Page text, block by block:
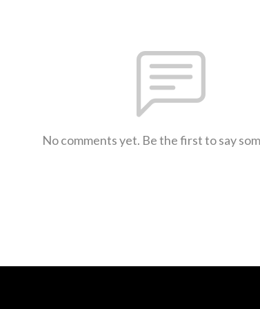
No comments yet. Be the first to say